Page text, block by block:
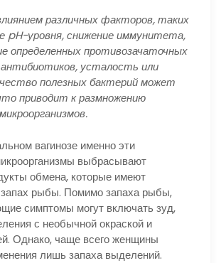
различных факторов, таких
pH-уровня, снижение иммунитета,
определенных противозачаточных
усталость или
полезных бактерий может
приводит к размножению
вагинозе именно эти
выбрасывают
обмена, которые имеют
рыбы. Помимо запаха рыбы,
симптомы могут включать зуд,
с необычной окраской и
Однако, чаще всего женщины
лишь запаха выделений.